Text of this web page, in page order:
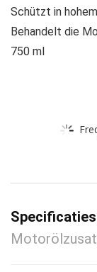
Schützt in
Behandelt die
750 ml